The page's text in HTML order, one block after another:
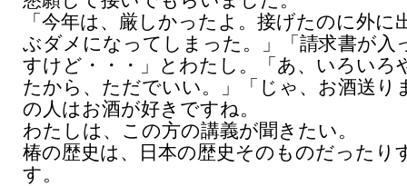
「今年は、厳しかったよ。接げたのに外に
ぶダメになってしまった。」「請求書が入
すけど・・・」とわたし。「あ、いろいろ
たから、ただでいい。」「じゃ、お酒送り
の人はお酒が好きですね。
わたしは、この方の講義が聞きたい。
椿の歴史は、日本の歴史そのものだったり
す。